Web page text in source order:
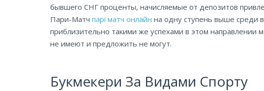
бывшего СНГ проценты, начисляемые от депозитов
Пари-Матч парі матч онлайн на одну ступень выше среди
приблизительно такими же успехами в этом
не имеют и предложить не могут.
Букмекери За Видами Спорту